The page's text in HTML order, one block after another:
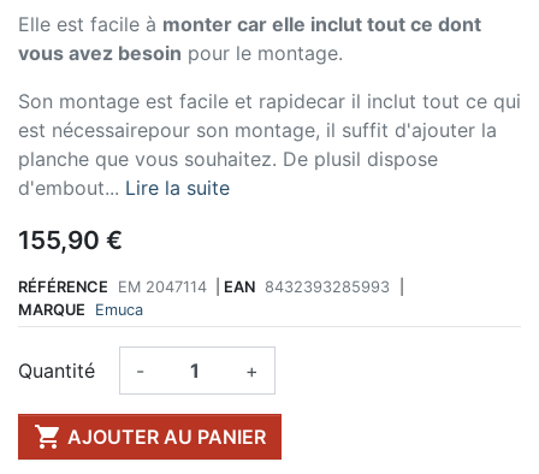
Elle est facile à monter car elle inclut tout ce dont
vous avez besoin pour le montage.
Son montage est facile et rapidecar il inclut tout ce qui
est nécessairepour son montage, il suffit d'ajouter la
planche que vous souhaitez. De plusil dispose
d'embout... Lire la suite
155,90 €
RÉFÉRENCE EM 2047114 EAN 8432393285993
MARQUE
Emuca
Quantité - +
 AJOUTER AU PANIER